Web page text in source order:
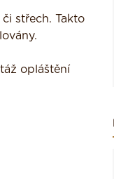
střech. Takto
opláštění